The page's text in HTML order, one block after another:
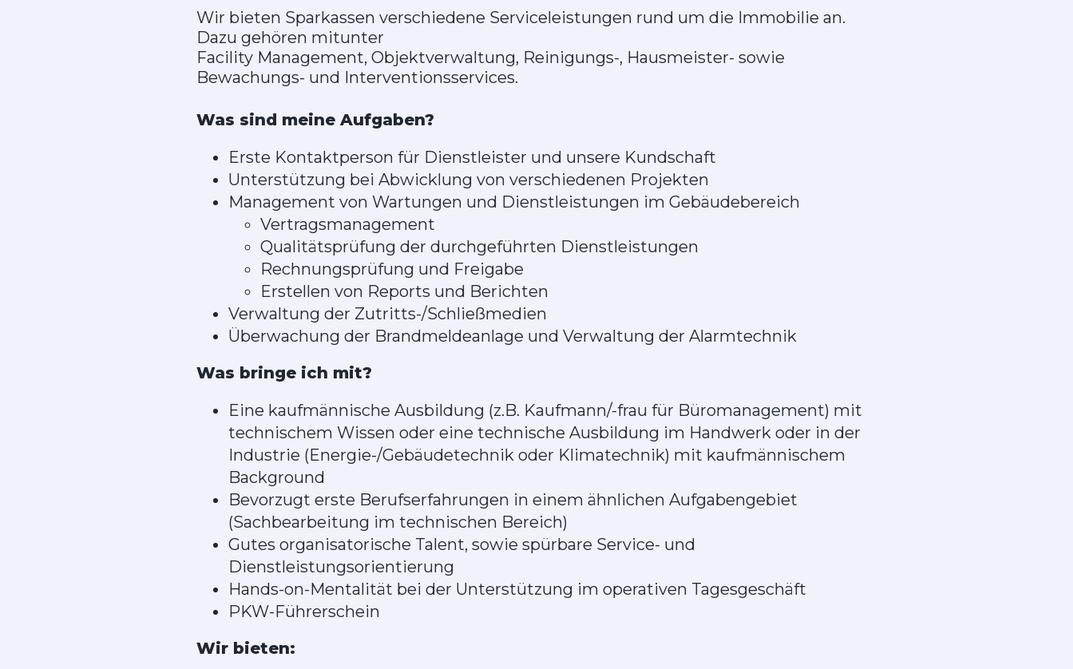
Wir bieten Sparkassen verschiedene Serviceleistungen rund um die Immobilie an.
Dazu gehören mitunter
Facility Management, Objektverwaltung, Reinigungs-, Hausmeister- sowie
Bewachungs- und Interventionsservices.
Was sind meine Aufgaben?
Erste Kontaktperson für Dienstleister und unsere Kundschaft
Unterstützung bei Abwicklung von verschiedenen Projekten
Management von Wartungen und Dienstleistungen im Gebäudebereich
Vertragsmanagement
Qualitätsprüfung der durchgeführten Dienstleistungen
Rechnungsprüfung und Freigabe
Erstellen von Reports und Berichten
Verwaltung der Zutritts-/Schließmedien
Überwachung der Brandmeldeanlage und Verwaltung der Alarmtechnik
Was bringe ich mit?
Eine kaufmännische Ausbildung (z.B. Kaufmann/-frau für Büromanagement) mit
technischem Wissen oder eine technische Ausbildung im Handwerk oder in der
Industrie (Energie-/Gebäudetechnik oder Klimatechnik) mit kaufmännischem
Background
Bevorzugt erste Berufserfahrungen in einem ähnlichen Aufgabengebiet
(Sachbearbeitung im technischen Bereich)
Gutes organisatorische Talent, sowie spürbare Service- und
Dienstleistungsorientierung
Hands-on-Mentalität bei der Unterstützung im operativen Tagesgeschäft
PKW-Führerschein
Wir bieten: